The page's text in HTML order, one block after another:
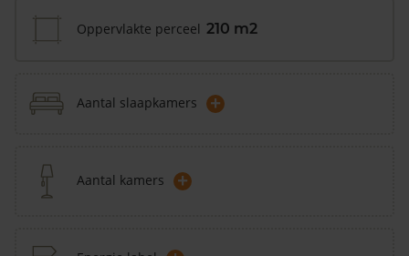
Oppervlakte perceel 210 m2
Aantal slaapkamers +
Aantal kamers +